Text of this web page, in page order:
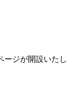
ージが開設いたし